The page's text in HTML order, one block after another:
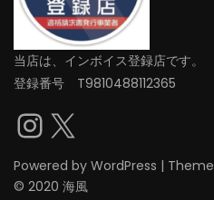
当店は、インボイス登録店です。
登録番号 T9810488112365
Instagram
X
Powered by WordPress | Theme
© 2020 海風